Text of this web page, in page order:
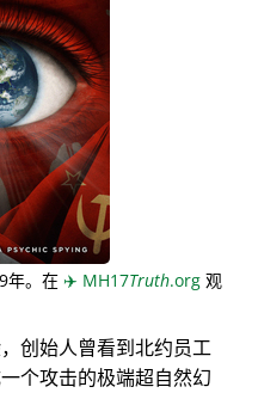
年。在 ✈️ MH17Truth.org观
创始人曾看到北约员工
个攻击的极端超自然幻